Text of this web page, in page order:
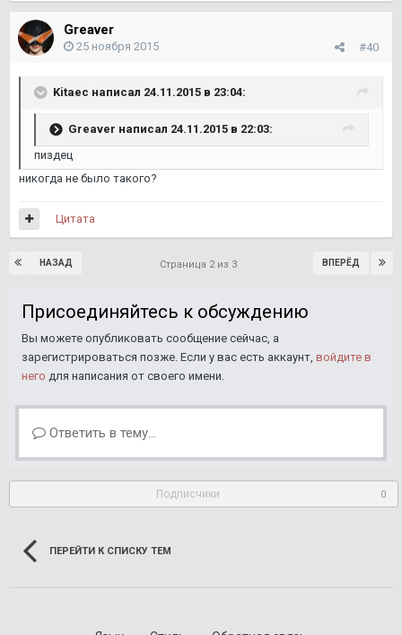
Greaver
#40
25 ноября 2015
Kitaec написал 24.11.2015 в 23:04:
Greaver написал 24.11.2015 в 22:03:
пиздец
никогда не было такого?
Цитата
НАЗАД ВПЕРЁД
Страница 2 из 3
Присоединяйтесь к обсуждению
Вы можете опубликовать сообщение сейчас, а
зарегистрироваться позже. Если у вас есть аккаунт, войдите в
него для написания от своего имени.
Ответить в тему...
Подписчики 0
ПЕРЕЙТИ К СПИСКУ ТЕМ